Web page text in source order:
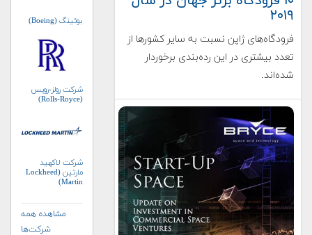
۲۰۱۹
فرودگاه‌های ژاپن نسبت به سایر کشورها از
تعدد بیشتری در این رده‌بندی برخوردار
شده‌اند.
بوئینگ (Boeing)
شرکت رولز-رویس
(Rolls-Royce)
شرکت لاکهید
مارتین (Lockheed
Martin)
مشاهده همه
شرکت‌ها